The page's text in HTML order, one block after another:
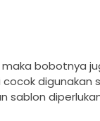
bobotnya
digunakan
sablon